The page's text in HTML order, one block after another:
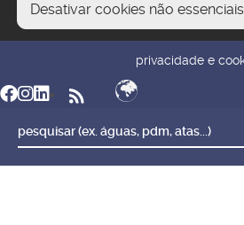
Desativar cookies não essenciais
privacidade e